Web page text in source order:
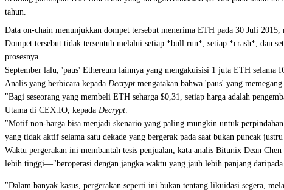
tahun.
Data on-chain menunjukkan dompet tersebut menerima ETH pada 30 Juli
Dompet tersebut tidak tersentuh melalui setiap *bull run*, setiap *crash*, dan
prosesnya.
September lalu, 'paus' Ethereum lainnya yang mengakuisisi 1 juta ETH
Analis yang berbicara kepada Decrypt mengatakan bahwa 'paus' yang
"Bagi seseorang yang membeli ETH seharga $0,31, setiap harga adalah
Utama di CEX.IO, kepada Decrypt.
"Motif non-harga bisa menjadi skenario yang paling mungkin untuk
yang tidak aktif selama satu dekade yang bergerak pada saat bukan puncak
Waktu pergerakan ini membantah tesis penjualan, kata analis Bitunix Dean Chen
lebih tinggi—"beroperasi dengan jangka waktu yang jauh lebih panjang
"Dalam banyak kasus, pergerakan seperti ini bukan tentang likuidasi segera,